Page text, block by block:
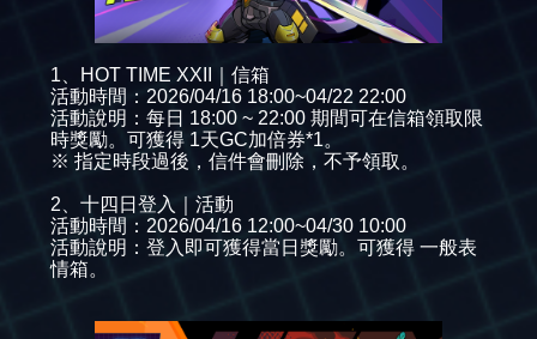
1、HOT TIME XXII｜信箱
活動時間：2026/04/16 18:00~04/22 22:00
活動說明：每日 18:00 ~ 22:00 期間可在信箱領取限
時獎勵。可獲得 1天GC加倍券*1。
※ 指定時段過後，信件會刪除，不予領取。
2、十四日登入｜活動
活動時間：2026/04/16 12:00~04/30 10:00
活動說明：登入即可獲得當日獎勵。可獲得 一般表
情箱。